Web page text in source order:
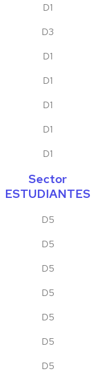
D1
D3
D1
D1
D1
D1
D1
Sector
ESTUDIANTES
D5
D5
D5
D5
D5
D5
D5